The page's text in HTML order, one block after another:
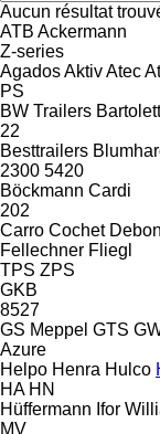
Aucun résultat
ATB Ackermann
Z-series
AgadosAktivAtec
PS
BW Trailers
22
Besttrailers
2300 5420
Böckmann Cardi
202
Carro Cochet Debon
Fellechner Fliegl
TPS ZPS
GKB
8527
GS Meppel GTS
Azure
Helpo Henra Hulco
HA HN
Hüffermann Ifor
MV